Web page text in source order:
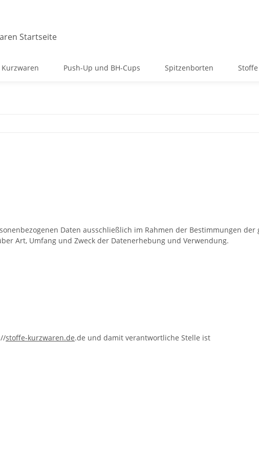
Kurzwaren Push-Up und BH-Cups Spitzenborten Stoffe
Daten ausschließlich im Rahmen der Bestimmungen
Art, Umfang und Zweck der Datenerhebung und Verwendung.
stoffe-kurzwaren.de.de und damit verantwortliche Stelle ist